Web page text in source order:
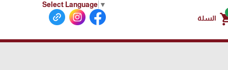
Select Language ▼
السلة